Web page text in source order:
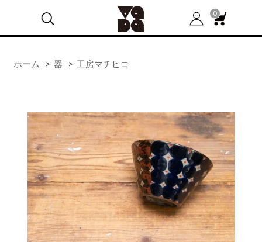
0
ホーム > 器 > 工房マチヒコ